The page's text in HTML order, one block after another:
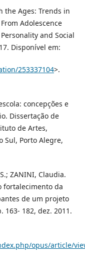
the Ages: Trends in
Adolescence
and Social
Disponível em:
253337104>.
concepções e
Dissertação de
de Artes,
Sul, Porto Alegre,
ZANINI, Claudia.
fortalecimento da
de um projeto
163- 182, dez. 2011.
opus/article/